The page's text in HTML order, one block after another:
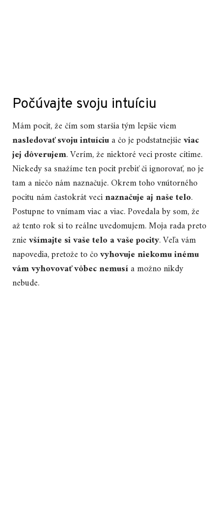
Počúvajte svoju intuíciu
Mám pocit, že čím som staršia tým lepšie viem
nasledovať svoju intuíciua čo je podstatnejšieviac
jej dôverujem. Verím, že niektoré veci proste cítime.
Niekedy sa snažíme ten pocit prebiť či ignorovať, no je
tam a niečo nám naznačuje. Okrem toho vnútorného
pocitu nám častokrát vecinaznačuje aj naše telo.
Postupne to vnímam viac a viac. Povedala by som, že
až tento rok si to reálne uvedomujem. Moja rada preto
znievšímajte si vaše telo a vaše pocity. Veľa vám
napovedia, pretože to čovyhovuje niekomu inému
vám vyhovovať vôbec nemusía možno nikdy
nebude.